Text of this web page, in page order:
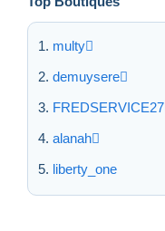
multy
demuysere
FREDSERVICE27
alanah
liberty_one